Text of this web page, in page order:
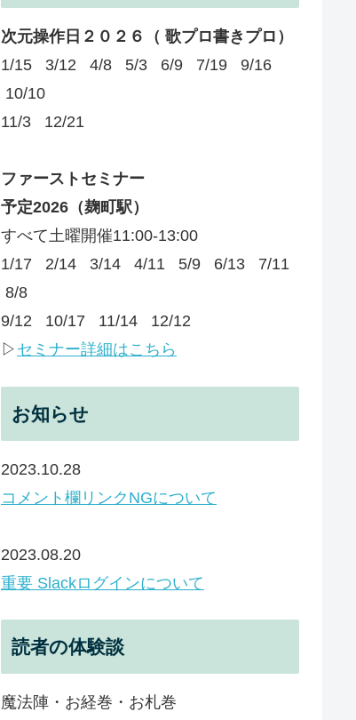
次元操作日２０２６（ 歌プロ書きプロ）
1/15 3/12 4/8 5/3 6/9 7/19 9/16
10/10
11/3 12/21
ファーストセミナー
予定2026 （麹町駅）
すべて土曜開催11:00-13:00
1/17 2/14 3/14 4/11 5/9 6/13 7/11
8/8
9/12 10/17 11/14 12/12
▷ セミナー詳細はこちら
お知らせ
2023.10.28
コメント欄リンクNGについて
2023.08.20
重要 Slackログインについて
読者の体験談
魔法陣・お経巻・お札巻